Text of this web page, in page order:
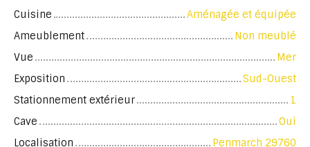
Cuisine
Aménagée et équipée
Ameublement
Non meublé
Vue
Mer
Exposition
Sud-Ouest
Stationnement extérieur
1
Cave
Oui
Localisation
Penmarch 29760